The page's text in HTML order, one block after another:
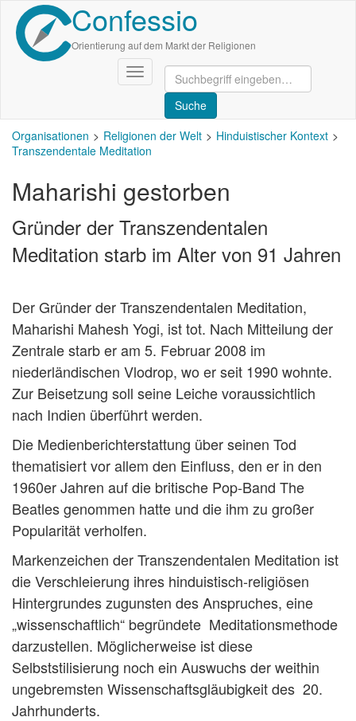
Direkt
zum
Inhalt
Confessio
Orientierung auf dem Markt der Religionen
Navigation
aktivieren/deaktivieren
Organisationen Religionen der Welt
Hinduistischer Kontext
Transzendentale Meditation
Maharishi gestorben
Gründer der Transzendentalen
Meditation starb im Alter von 91 Jahren
Der Gründer der Transzendentalen Meditation,
Maharishi Mahesh Yogi, ist tot. Nach Mitteilung der
Zentrale starb er am 5. Februar 2008 im
niederländischen Vlodrop, wo er seit 1990 wohnte.
Zur Beisetzung soll seine Leiche voraussichtlich
nach Indien überführt werden.
Die Medienberichterstattung über seinen Tod
thematisiert vor allem den Einfluss, den er in den
1960er Jahren auf die britische Pop-Band The
Beatles genommen hatte und die ihm zu großer
Popularität verholfen.
Markenzeichen der Transzendentalen Meditation ist
die Verschleierung ihres hinduistisch-religiösen
Hintergrundes zugunsten des Anspruches, eine
„wissenschaftlich“ begründete Meditationsmethode
darzustellen. Möglicherweise ist diese
Selbststilisierung noch ein Auswuchs der weithin
ungebremsten Wissenschaftsgläubigkeit des 20.
Jahrhunderts.